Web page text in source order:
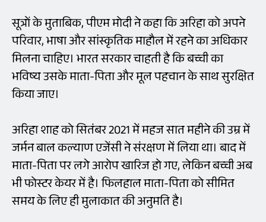
सूत्रों के मुताबिक, पीएम मोदी ने कहा कि अरिहा को अपने
परिवार, भाषा और सांस्कृतिक माहौल में रहने का अधिकार
मिलना चाहिए। भारत सरकार चाहती है कि बच्ची का
भविष्य उसके माता-पिता और मूल पहचान के साथ सुरक्षित
किया जाए।
अरिहा शाह को सितंबर 2021 में महज सात महीने की उम्र में
जर्मन बाल कल्याण एजेंसी ने संरक्षण में लिया था। बाद में
माता-पिता पर लगे आरोप खारिज हो गए, लेकिन बच्ची अब
भी फोस्टर केयर में है। फिलहाल माता-पिता को सीमित
समय के लिए ही मुलाकात की अनुमति है।